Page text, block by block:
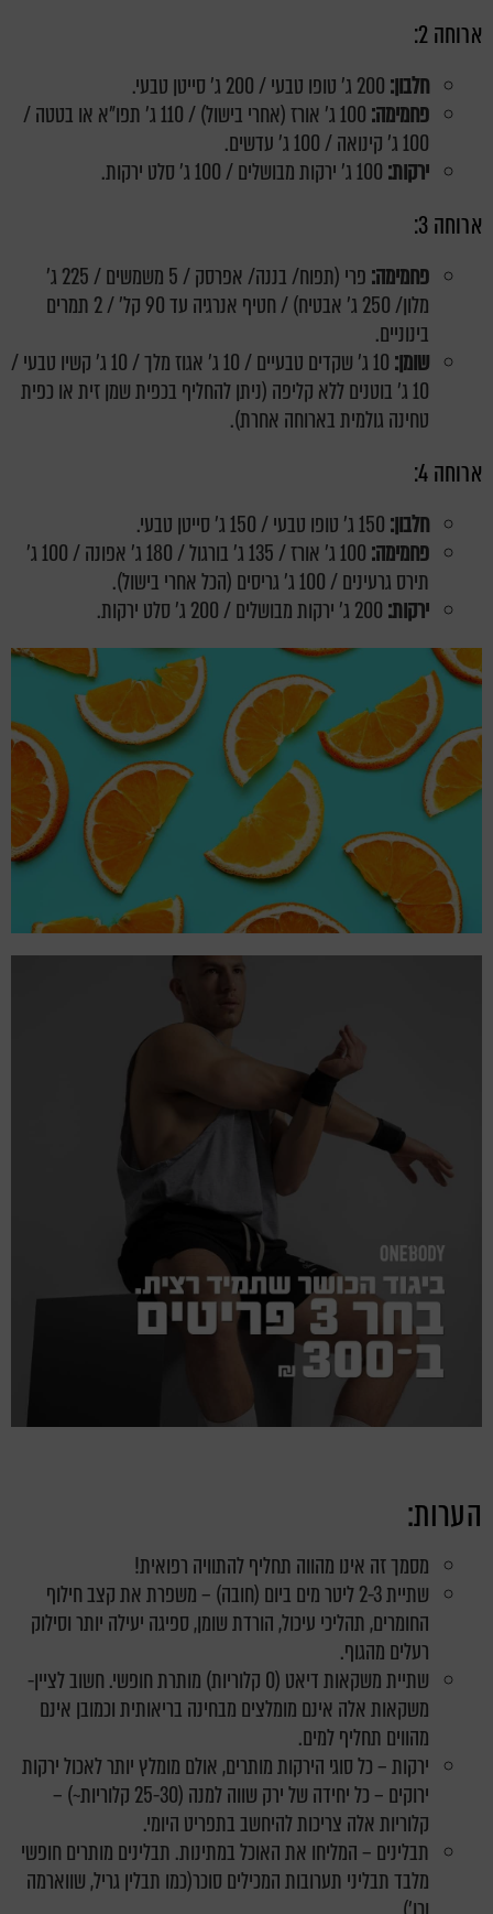
ארוחה 2:
חלבון:
פחמימה:
100 ג' אורז (אחרי בישול) / 110 ג' תפו"א או בטטה /
100 ג' קינואה / 100 ג' עדשים.
ירקות: 100 ג' ירקות מבושלים / 100 ג' סלט ירקות.
ארוחה 3:
פחמימה:
פרי (תפוח/ בננה/ אפרסק / 5 משמשים / 225 ג'
מלון/ 250 ג' אבטיח) / חטיף אנרגיה עד 90 קל' / 2 תמרים
בינוניים.
שומן:
10 ג' שקדים טבעיים / 10 ג' אגוז מלך / 10 ג' קשיו טבעי /
10 ג' בוטנים ללא קליפה (ניתן להחליף בכפית שמן זית או כפית
טחינה גולמית בארוחה אחרת).
ארוחה 4:
חלבון:
פחמימה:
100 ג' אורז / 135 ג' בורגול / 180 ג' אפונה / 100 ג'
תירס גרעינים / 100 ג' גריסים (הכל אחרי בישול).
ירקות: 200 ג' ירקות מבושלים / 200 ג' סלט ירקות.
הערות:
מסמך זה אינו מהווה תחליף להתוויה רפואית!
שתיית 2-3 ליטר מים ביום (חובה) – משפרת את קצב חילוף
החומרים, תהליכי עיכול, הורדת שומן, ספיגה יעילה יותר וסילוק
רעלים מהגוף.
שתיית משקאות דיאט (0 קלוריות) מותרת חופשי. חשוב לציין-
משקאות אלה אינם מומלצים מבחינה בריאותית וכמובן אינם
מהווים תחליף למים.
ירקות – כל סוגי הירקות מותרים, אולם מומלץ יותר לאכול ירקות
ירוקים – כל יחידה של ירק שווה למנה (25-30 קלוריות~) –
קלוריות אלה צריכות להיחשב בתפריט היומי.
תבלינים – המליחו את האוכל במתינות. תבלינים מותרים חופשי
מלבד תבליני תערובות המכילים סוכר(כמו תבלין גריל, שווארמה